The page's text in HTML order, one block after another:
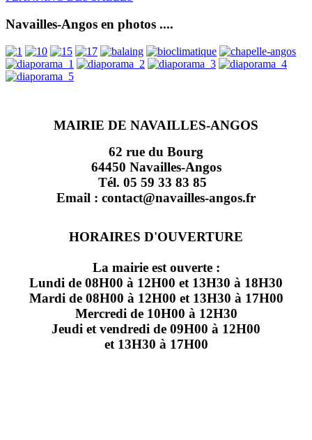
Navailles-Angos en photos ....
MAIRIE DE NAVAILLES-ANGOS
62 rue du Bourg
64450 Navailles-Angos
Tél. 05 59 33 83 85
Email : contact@navailles-angos.fr
HORAIRES D'OUVERTURE
La mairie est ouverte :
Lundi de 08H00 à 12H00 et 13H30 à 18H30
Mardi de 08H00 à 12H00 et 13H30 à 17H00
Mercredi de 10H00 à 12H30
Jeudi et vendredi de 09H00 à 12H00
et 13H30 à 17H00